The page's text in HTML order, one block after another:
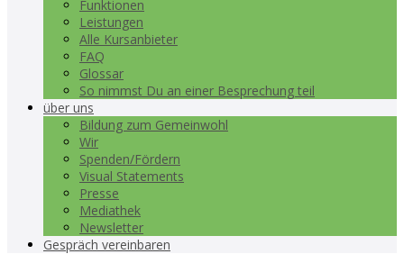
Funktionen
Leistungen
Alle Kursanbieter
FAQ
Glossar
So nimmst Du an einer Besprechung teil
über uns
Bildung zum Gemeinwohl
Wir
Spenden/Fördern
Visual Statements
Presse
Mediathek
Newsletter
Gespräch vereinbaren